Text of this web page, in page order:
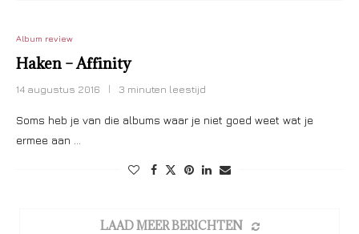
Album review
Haken – Affinity
14 augustus 2016 3 minuten leestijd
Soms heb je van die albums waar je niet goed weet wat je
ermee aan …
LAAD MEER BERICHTEN